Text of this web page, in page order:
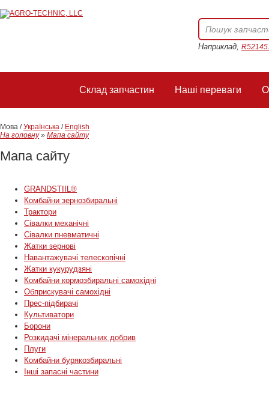
Наприклад,
Склад запчастин Наші переваги
Мова /Українська / English
На головну» Мапа сайту
Мапа сайту
GRANDSTIIL®
Комбайни зернозбиральні
Трактори
Сівалки механічні
Сівалки пневматичні
Жатки зернові
Навантажувачі телескопічні
Жатки кукурудзяні
Комбайни кормозбиральні самохідні
Обприскувачі самохідні
Прес-підбирачі
Культиватори
Борони
Розкидачі мінеральних добрив
Плуги
Комбайни бурякозбиральні
Інші запасні частини